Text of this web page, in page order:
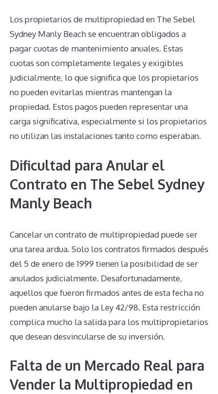
Los propietarios de multipropiedad en The Sebel
Sydney Manly Beach se encuentran obligados a
pagar cuotas de mantenimiento anuales. Estas
cuotas son completamente legales y exigibles
judicialmente, lo que significa que los propietarios
no pueden evitarlas mientras mantengan la
propiedad. Estos pagos pueden representar una
carga significativa, especialmente si los propietarios
no utilizan las instalaciones tanto como esperaban.
Dificultad para Anular el
Contrato en The Sebel Sydney
Manly Beach
Cancelar un contrato de multipropiedad puede ser
una tarea ardua. Solo los contratos firmados después
del 5 de enero de 1999 tienen la posibilidad de ser
anulados judicialmente. Desafortunadamente,
aquellos que fueron firmados antes de esta fecha no
pueden anularse bajo la Ley 42/98. Esta restricción
complica mucho la salida para los multipropietarios
que desean desvincularse de su inversión.
Falta de un Mercado Real para
Vender la Multipropiedad en